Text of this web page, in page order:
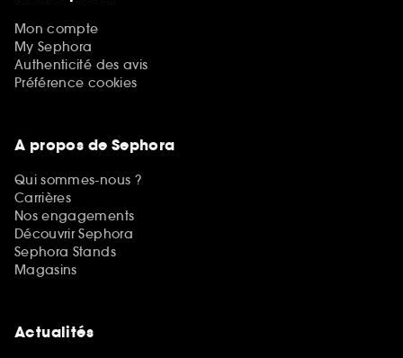
Mon compte
My Sephora
Authenticité des avis
Préférence cookies
A propos de Sephora
Qui sommes-nous ?
Carrières
Nos engagements
Découvrir Sephora
Sephora Stands
Magasins
Actualités